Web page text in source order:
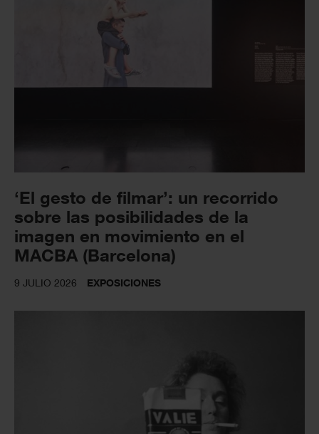
‘El gesto de filmar’: un recorrido
sobre las posibilidades de la
imagen en movimiento en el
MACBA (Barcelona)
9 JULIO 2026 EXPOSICIONES